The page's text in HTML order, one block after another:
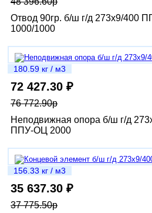
Отвод 90гр. б/ш г/д 273х9/400
1000/1000
180.59 кг / м3
72 427.30 ₽
76 772.90р
Неподвижная опора б/ш г/д
ППУ-ОЦ 2000
156.33 кг / м3
35 637.30 ₽
37 775.50р